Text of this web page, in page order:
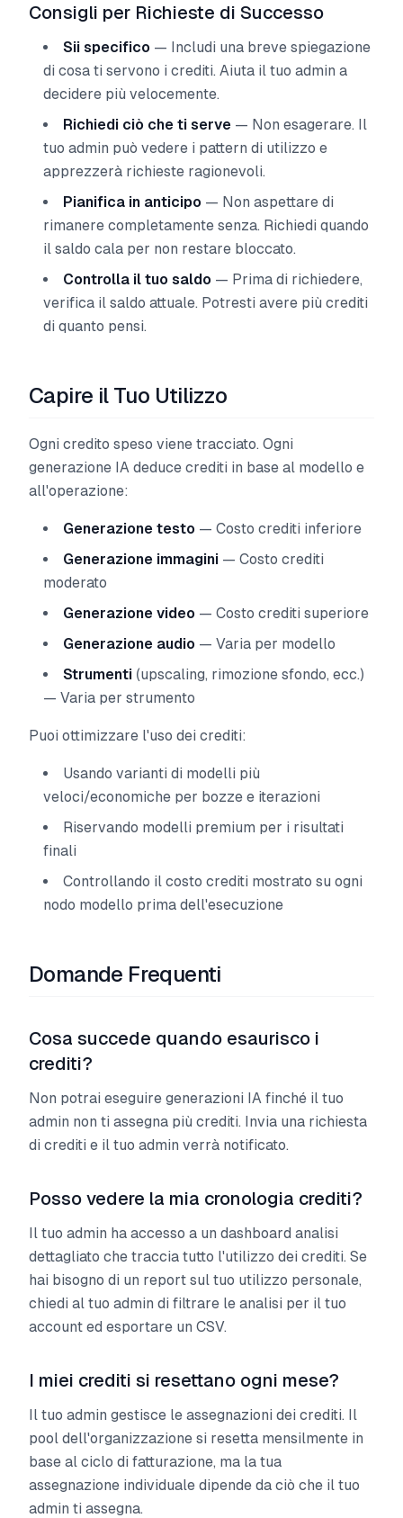
Consigli per Richieste di Successo
Sii specifico — Includi una breve spiegazione
di cosa ti servono i crediti. Aiuta il tuo admin a
decidere più velocemente.
Richiedi ciò che ti serve — Non esagerare. Il
tuo admin può vedere i pattern di utilizzo e
apprezzerà richieste ragionevoli.
Pianifica in anticipo — Non aspettare di
rimanere completamente senza. Richiedi quando
il saldo cala per non restare bloccato.
Controlla il tuo saldo — Prima di richiedere,
verifica il saldo attuale. Potresti avere più crediti
di quanto pensi.
Capire il Tuo Utilizzo
Ogni credito speso viene tracciato. Ogni
generazione IA deduce crediti in base al modello e
all'operazione:
Generazione testo — Costo crediti inferiore
Generazione immagini — Costo crediti
moderato
Generazione video — Costo crediti superiore
Generazione audio — Varia per modello
Strumenti (upscaling, rimozione sfondo, ecc.)
— Varia per strumento
Puoi ottimizzare l'uso dei crediti:
Usando varianti di modelli più
veloci/economiche per bozze e iterazioni
Riservando modelli premium per i risultati
finali
Controllando il costo crediti mostrato su ogni
nodo modello prima dell'esecuzione
Domande Frequenti
Cosa succede quando esaurisco i
crediti?
Non potrai eseguire generazioni IA finché il tuo
admin non ti assegna più crediti. Invia una richiesta
di crediti e il tuo admin verrà notificato.
Posso vedere la mia cronologia crediti?
Il tuo admin ha accesso a un dashboard analisi
dettagliato che traccia tutto l'utilizzo dei crediti. Se
hai bisogno di un report sul tuo utilizzo personale,
chiedi al tuo admin di filtrare le analisi per il tuo
account ed esportare un CSV.
I miei crediti si resettano ogni mese?
Il tuo admin gestisce le assegnazioni dei crediti. Il
pool dell'organizzazione si resetta mensilmente in
base al ciclo di fatturazione, ma la tua
assegnazione individuale dipende da ciò che il tuo
admin ti assegna.